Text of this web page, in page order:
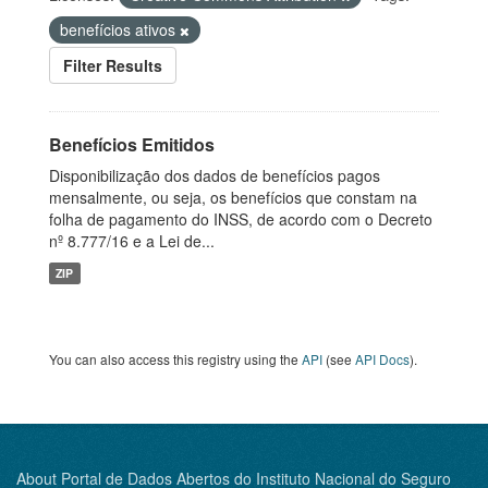
benefícios ativos
Filter Results
Benefícios Emitidos
Disponibilização dos dados de benefícios pagos
mensalmente, ou seja, os benefícios que constam na
folha de pagamento do INSS, de acordo com o Decreto
nº 8.777/16 e a Lei de...
ZIP
You can also access this registry using the API (see API Docs).
About Portal de Dados Abertos do Instituto Nacional do Seguro